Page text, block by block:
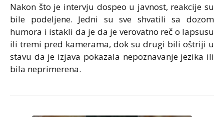
Nakon što je intervju dospeo u javnost, reakcije su
bile podeljene. Jedni su sve shvatili sa dozom
humora i istakli da je da je verovatno reč o lapsusu
ili tremi pred kamerama, dok su drugi bili oštriji u
stavu da je izjava pokazala nepoznavanje jezika ili
bila neprimerena.